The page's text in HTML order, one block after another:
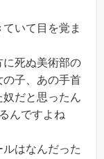
いて目を覚ま
死ぬ美術部の
の子、あの手首
だと思ったん
んですよね
はなんだった